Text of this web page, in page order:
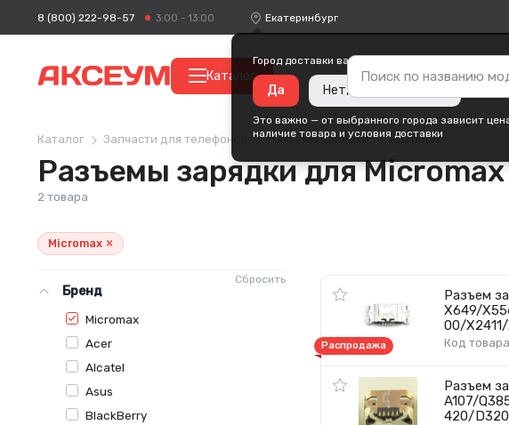
8 (800) 222-98-57 3:00 - 13:00 Екатеринбург
Город доставки ваших покупок —
Да Нет, изменить город
Это важно — от выбранного города зависит
наличие товара и условия доставки
Каталог
Каталог Запчасти для телефонов Разъемы зарядки Micromax
Разъемы зарядки для Micromax
2 товара
Micromax ×
Сбросить
Бренд
Micromax
Acer
Alcatel
Asus
BlackBerry
Разъем
X649/
00/
Код
Распродажа
Разъем
A107/
420/